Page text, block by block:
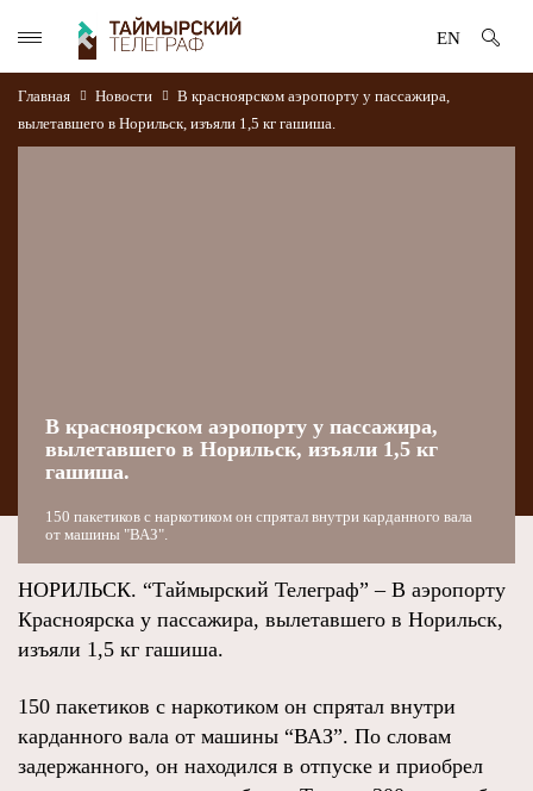
EN
Главная Новости
В красноярском аэропорту у пассажира,
вылетавшего в Норильск, изъяли 1,5 кг гашиша.
В красноярском аэропорту у пассажира,
вылетавшего в Норильск, изъяли 1,5 кг
гашиша.
150 пакетиков с наркотиком он спрятал внутри карданного вала
от машины "ВАЗ".
НОРИЛЬСК. “Таймырский Телеграф” – В аэропорту
Красноярска у пассажира, вылетавшего в Норильск,
изъяли 1,5 кг гашиша.
150 пакетиков с наркотиком он спрятал внутри
карданного вала от машины “ВАЗ”. По словам
задержанного, он находился в отпуске и приобрел